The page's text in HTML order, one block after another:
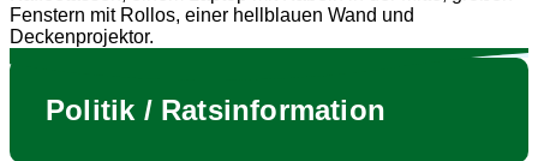
Politik / Ratsinformation